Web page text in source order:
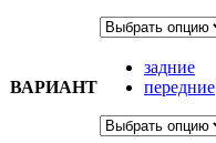
ВАРИАНТ
задние
передние